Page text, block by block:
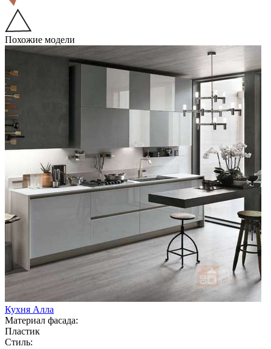
Похожие модели
Кухня Алла
Материал фасада:
Пластик
Стиль: